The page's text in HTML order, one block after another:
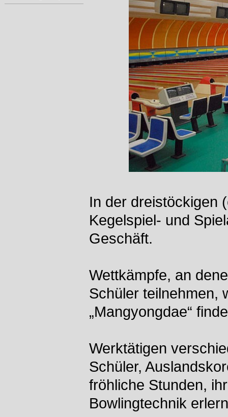
In der dreistöckigen
Kegelspiel- und
Geschäft.
Wettkämpfe, an
Schüler teilnehmen,
„Mangyongdae“
Werktätigen
Schüler,
fröhliche Stunden,
Bowlingtechnik